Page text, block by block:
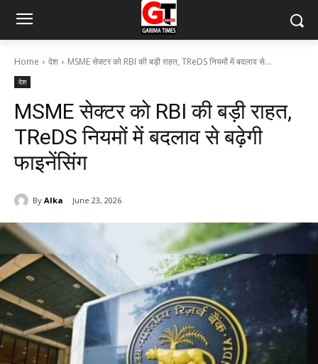
Home देश MSME सेक्टर को RBI की बड़ी राहत, TReDS नियमों में बदलाव से...
देश
MSME सेक्टर को RBI की बड़ी राहत,
TReDS नियमों में बदलाव से बढ़ेगी
फाइनेंसिंग
By Alka June 23, 2026